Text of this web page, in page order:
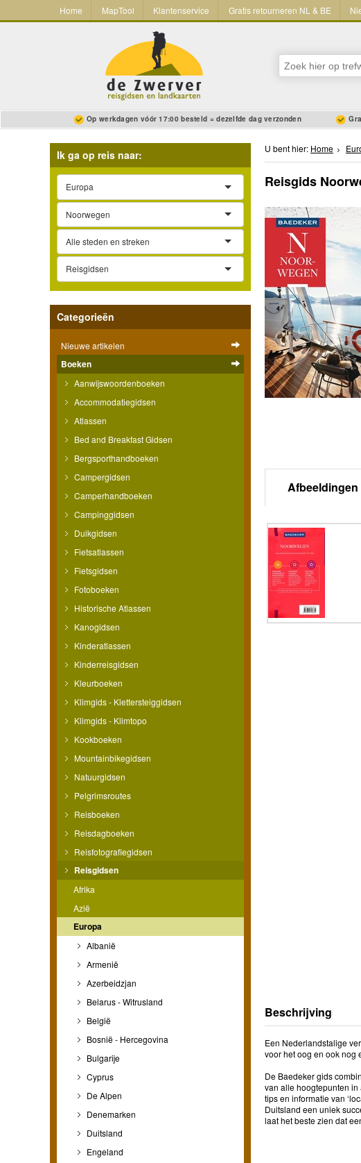
Home MapTool Klantenservice Gratis retourneren NL & BE
Op werkdagen vóór 17:00 besteld = dezelfde dag verzonden
Ik ga op reis naar:
Europa
Noorwegen
Alle steden en streken
Reisgidsen
Categorieën
Nieuwe artikelen
Boeken
Aanwijswoordenboeken
Accommodatiegidsen
Atlassen
Bed and Breakfast Gidsen
Bergsporthandboeken
Campergidsen
Camperhandboeken
Campinggidsen
Duikgidsen
Fietsatlassen
Fietsgidsen
Fotoboeken
Historische Atlassen
Kanogidsen
Kinderatlassen
Kinderreisgidsen
Kleurboeken
Klimgids - Klettersteiggidsen
Klimgids - Klimtopo
Kookboeken
Mountainbikegidsen
Natuurgidsen
Pelgrimsroutes
Reisboeken
Reisdagboeken
Reisfotografiegidsen
Reisgidsen
Afrika
Azië
Europa
Albanië
Armenië
Azerbeidzjan
Belarus - Witrusland
België
Bosnië - Hercegovina
Bulgarije
Cyprus
De Alpen
Denemarken
Duitsland
Engeland
U bent hier: Home
Reisgids
Afbeeldingen
Beschrijving
Een Nederlandstalige
voor het oog en ook nog
De Baedeker gids
van alle hoogtepunten
tips en informatie van
Duitsland een uniek
laat het beste zien dat